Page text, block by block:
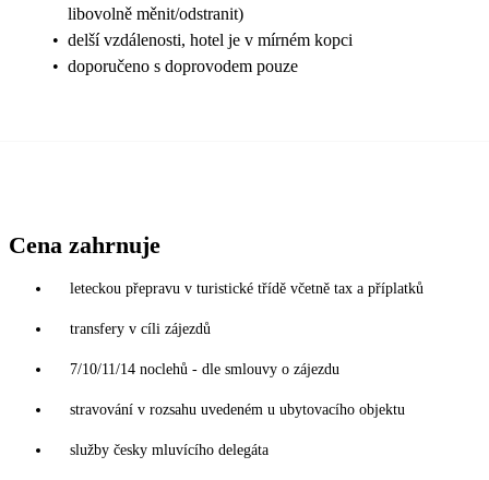
libovolně měnit/odstranit)
• delší vzdálenosti, hotel je v mírném kopci
• doporučeno s doprovodem pouze
Cena zahrnuje
leteckou přepravu v turistické třídě včetně tax a příplatků
transfery v cíli zájezdů
7/10/11/14 noclehů - dle smlouvy o zájezdu
stravování v rozsahu uvedeném u ubytovacího objektu
služby česky mluvícího delegáta